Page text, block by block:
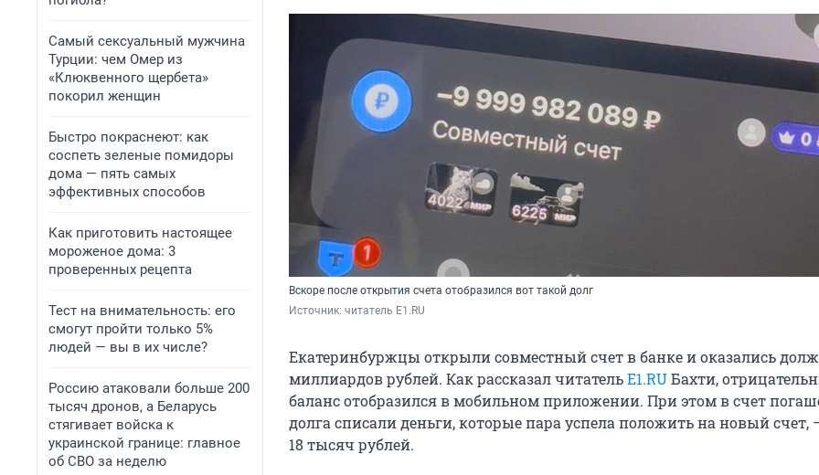
Самый сексуальный мужчина
Турции: чем Омер из
«Клюквенного щербета»
покорил женщин
Быстро покраснеют: как
соспеть зеленые помидоры
дома — пять самых
эффективных способов
Как приготовить настоящее
мороженое дома: 3
проверенных рецепта
Тест на внимательность: его
смогут пройти только 5%
людей — вы в их числе?
Россию атаковали больше 200
тысяч дронов, а Беларусь
стягивает войска к
украинской границе: главное
об СВО за неделю
Вскоре после открытия счета отобразился вот такой долг
Источник: читатель E1.RU
Екатеринбуржцы открыли совместный счет в банке и оказались
миллиардов рублей. Как рассказал читательE1.RUБахти,
баланс отобразился в мобильном приложении. При этом в счет
долга списали деньги, которые пара успела положить на новый счет,
18 тысяч рублей.